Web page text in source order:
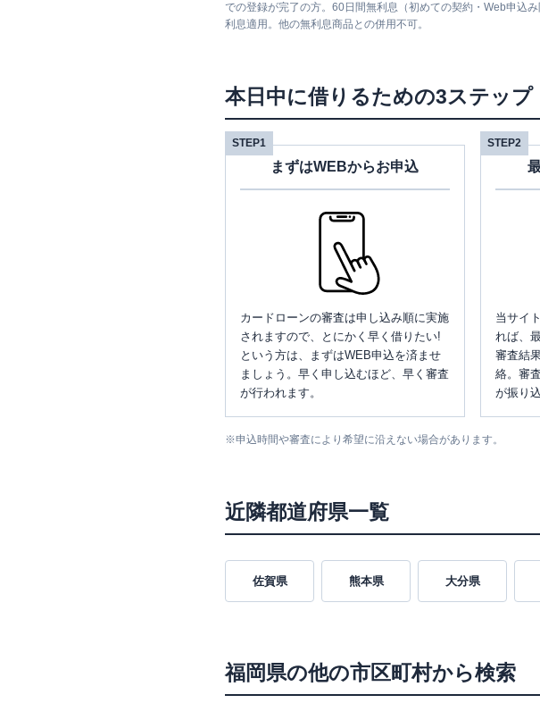
での登録が完了の方。60日間無利息（初めての契約・Web申込
利息適用。他の無利息商品との併用不可。
本日中に借りるための3ステップ
STEP1
まずはWEBからお申込
カードローンの審査は申し込み順に実施
されますので、とにかく早く借りたい!
という方は、まずはWEB申込を済ませ
ましょう。早く申し込むほど、早く審査
が行われます。
STEP2
当サイ
れば、
審査結
絡。審
が振り
※申込時間や審査により希望に沿えない場合があります。
近隣都道府県一覧
佐賀県 熊本県 大分県
福岡県の他の市区町村から検索